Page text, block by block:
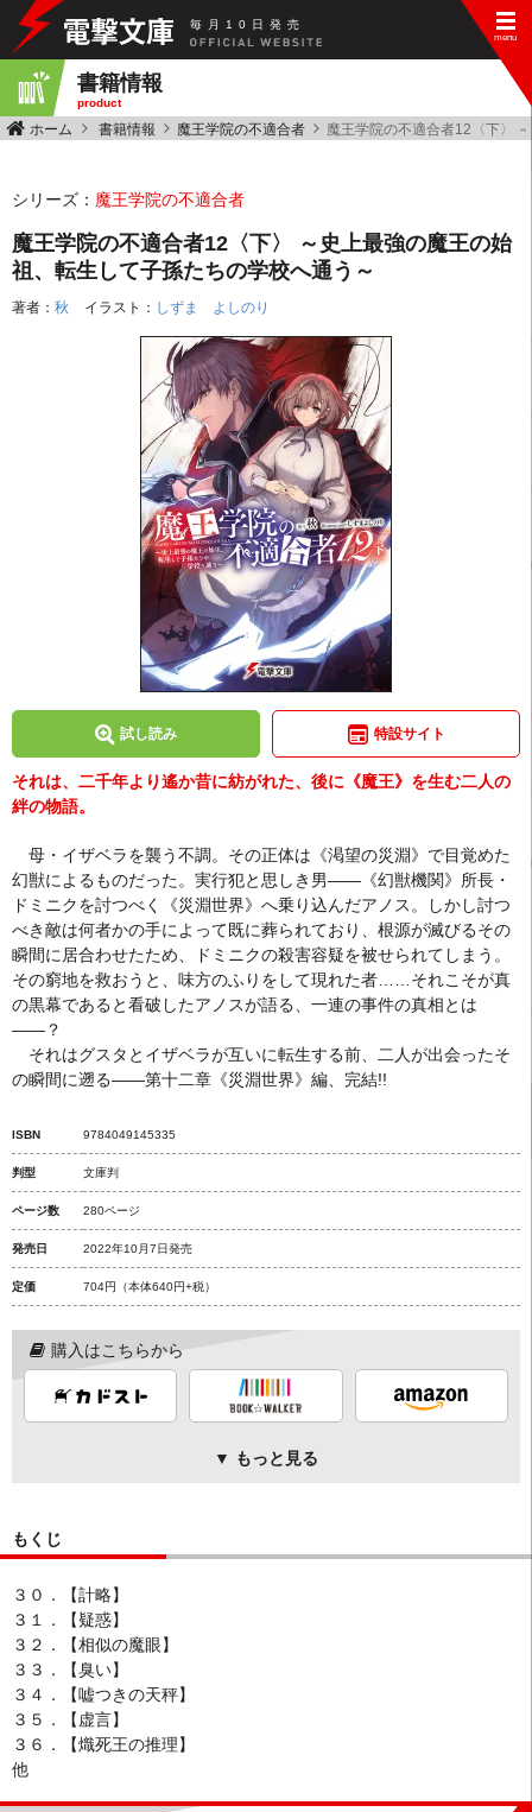
毎 月 10 日 発 売
書籍情報
product
ホーム 書籍情報 魔王学院の不適合者 魔王学院の不適合者12〈下〉
シリーズ： 魔王学院の不適合者
魔王学院の不適合者12〈下〉 ～史上最強の魔王の始
祖、転生して子孫たちの学校へ通う～
著者： 秋 イラスト： しずま よしのり
試し読み 特設サイト
それは、二千年より遙か昔に紡がれた、後に《魔王》を生む二人の
絆の物語。
母・イザベラを襲う不調。その正体は《渇望の災淵》で目覚めた
幻獣によるものだった。実行犯と思しき男――《幻獣機関》所長・
ドミニクを討つべく《災淵世界》へ乗り込んだアノス。しかし討つ
べき敵は何者かの手によって既に葬られており、根源が滅びるその
瞬間に居合わせたため、ドミニクの殺害容疑を被せられてしまう。
その窮地を救おうと、味方のふりをして現れた者……それこそが真
の黒幕であると看破したアノスが語る、一連の事件の真相とは
――？
それはグスタとイザベラが互いに転生する前、二人が出会ったそ
の瞬間に遡る――第十二章《災淵世界》編、完結!!
ISBN 9784049145335
判型 文庫判
ページ数 280ページ
発売日 2022年10月7日発売
定価 704円 （本体640円+税）
購入はこちらから
▼ もっと見る
もくじ
３０．【計略】
３１．【疑惑】
３２．【相似の魔眼】
３３．【臭い】
３４．【嘘つきの天秤】
３５．【虚言】
３６．【熾死王の推理】
他